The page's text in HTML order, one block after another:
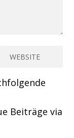
Beiträge via